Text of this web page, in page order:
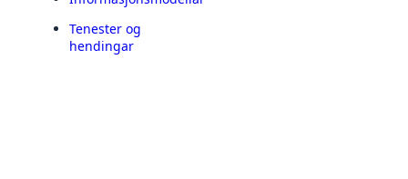
Tenester og
hendingar